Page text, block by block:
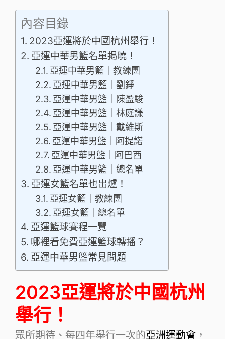
內容目錄
2023亞運將於中國杭州舉行！
亞運中華男籃名單揭曉！
亞運中華男籃｜教練團
亞運中華男籃｜劉錚
亞運中華男籃｜陳盈駿
亞運中華男籃｜林庭謙
亞運中華男籃｜戴維斯
亞運中華男籃｜阿提諾
亞運中華男籃｜阿巴西
亞運中華男籃｜總名單
亞運女籃名單也出爐！
亞運女籃｜教練團
亞運女籃｜總名單
亞運籃球賽程一覽
哪裡看免費亞運籃球轉播？
亞運中華男籃常見問題
2023亞運將於中國杭州
舉行！
眾所期待、每四年舉行一次的亞洲運動會 ，